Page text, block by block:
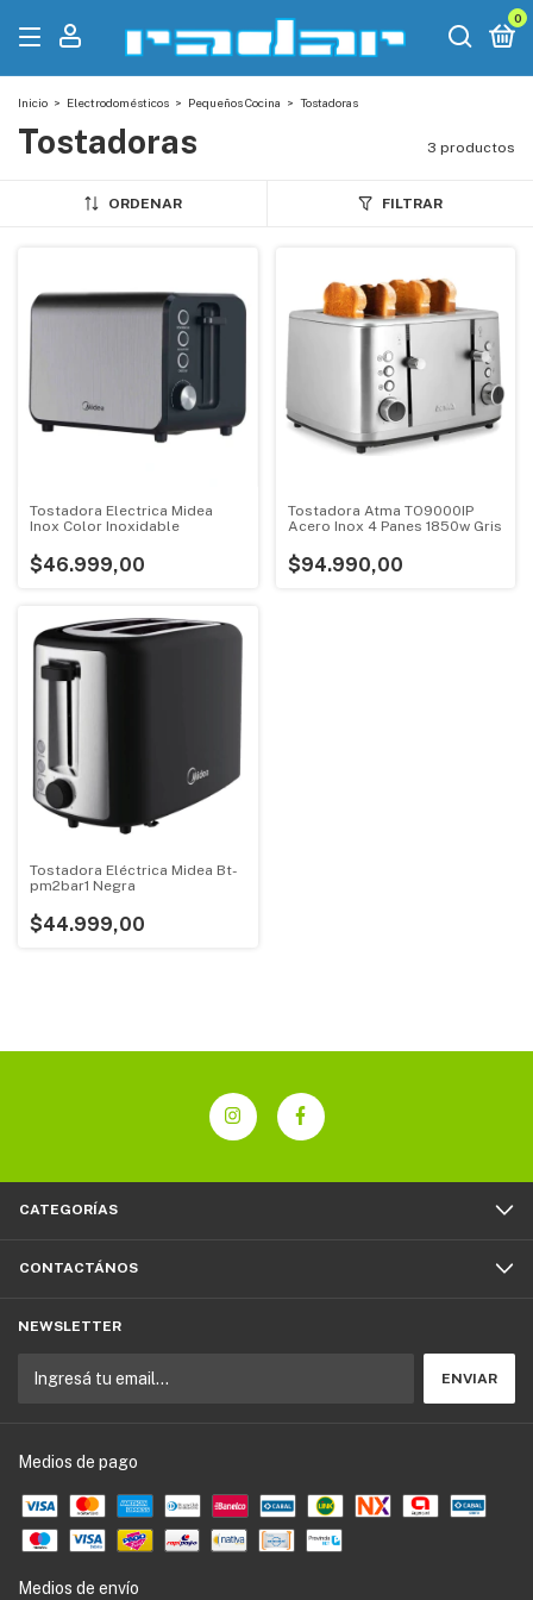
0
Inicio > Electrodomésticos > Pequeños Cocina > Tostadoras
Tostadoras 3 productos
ORDENAR FILTRAR
Tostadora Electrica Midea
Inox Color Inoxidable
$46.999,00
Tostadora Atma TO9000IP
Acero Inox 4 Panes 1850w Gris
$94.990,00
Tostadora Eléctrica Midea Bt-
pm2bar1 Negra
$44.999,00
CATEGORÍAS
CONTACTÁNOS
NEWSLETTER
Medios de pago
Medios de envío